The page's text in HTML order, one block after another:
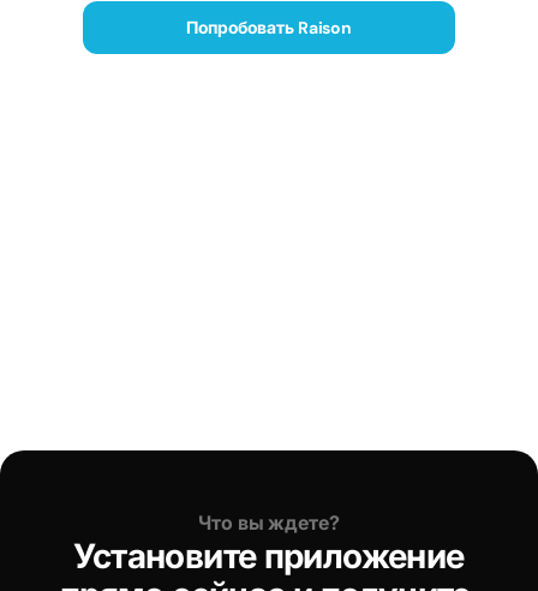
Попробовать Raison
Что вы ждете?
Установите приложение